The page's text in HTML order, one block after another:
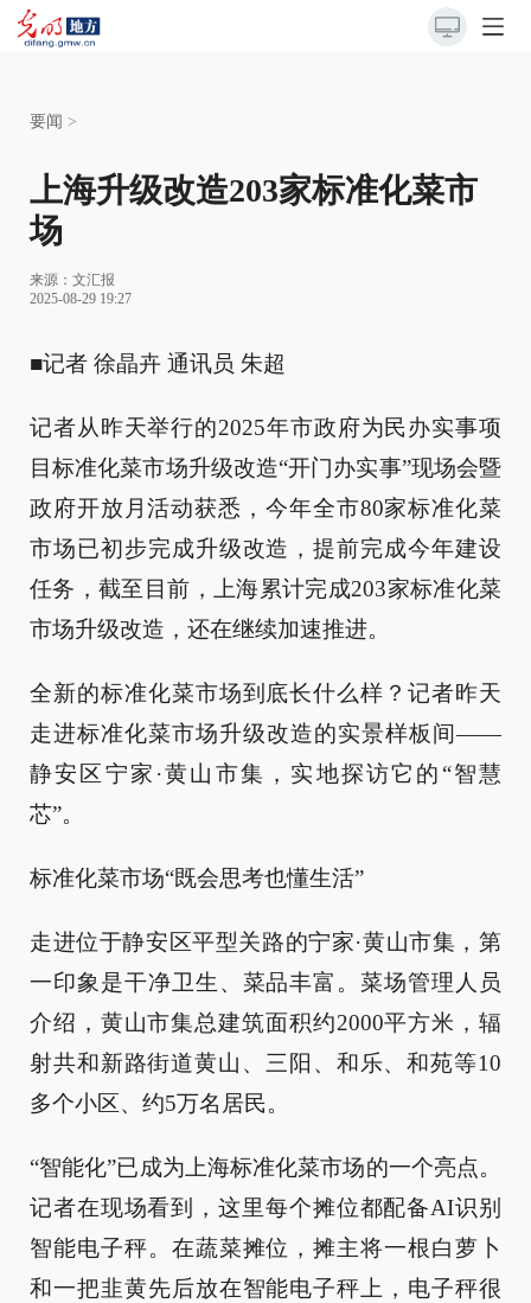
要闻 >
上海升级改造203家标准化菜市
场
来源： 文汇报
2025-08-29 19:27
■记者 徐晶卉 通讯员 朱超
记者从昨天举行的2025年市政府为民办实事项
目标准化菜市场升级改造“开门办实事”现场会暨
政府开放月活动获悉，今年全市80家标准化菜
市场已初步完成升级改造，提前完成今年建设
任务，截至目前，上海累计完成203家标准化菜
市场升级改造，还在继续加速推进。
全新的标准化菜市场到底长什么样？记者昨天
走进标准化菜市场升级改造的实景样板间——
静安区宁家·黄山市集，实地探访它的“智慧
芯”。
标准化菜市场“既会思考也懂生活”
走进位于静安区平型关路的宁家·黄山市集，第
一印象是干净卫生、菜品丰富。菜场管理人员
介绍，黄山市集总建筑面积约2000平方米，辐
射共和新路街道黄山、三阳、和乐、和苑等10
多个小区、约5万名居民。
“智能化”已成为上海标准化菜市场的一个亮点。
记者在现场看到，这里每个摊位都配备AI识别
智能电子秤。在蔬菜摊位，摊主将一根白萝卜
和一把韭黄先后放在智能电子秤上，电子秤很